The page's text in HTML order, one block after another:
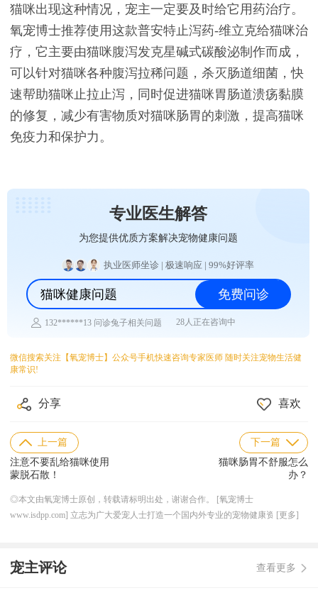
猫咪出现这种情况，宠主一定要及时给它用药治疗。
氧宠博士推荐使用这款普安特止泻药-维立克给猫咪治
疗，它主要由猫咪腹泻发克星碱式碳酸泌制作而成，
可以针对猫咪各种腹泻拉稀问题，杀灭肠道细菌，快
速帮助猫咪止拉止泻，同时促进猫咪胃肠道溃疡黏膜
的修复，减少有害物质对猫咪肠胃的刺激，提高猫咪
免疫力和保护力。
专业医生解答
为您提供优质方案解决宠物健康问题
执业医师坐诊 | 极速响应 | 99%好评率
猫咪健康问题 免费问诊
132******13 问诊兔子相关问题
157******43 问诊水族相关问题
156******69 问诊鸟类相关问题
28人正在咨询中
微信搜索关注【氧宠博士】公众号手机快速咨询专家医师 随时关注宠物生活健
康常识!
分享 喜欢
上一篇
注意不要乱给猫咪使用
蒙脱石散！
下一篇
猫咪肠胃不舒服怎么
办？
◎本文由氧宠博士原创，转载请标明出处，谢谢合作。 [氧宠博士
www.isdpp.com] 立志为广大爱宠人士打造一个国内外专业的宠物健康资讯平
势，提供一体化服务，解决宠物健康需求。
[更多]
宠主评论 查看更多